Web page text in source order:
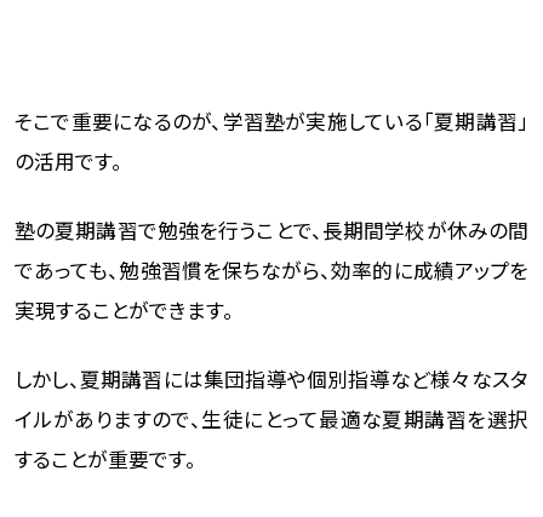
そこで重要になるのが、学習塾が実施している「夏期講習」
の活用です。
塾の夏期講習で勉強を行うことで、長期間学校が休みの間
であっても、勉強習慣を保ちながら、効率的に成績アップを
実現することができます。
しかし、夏期講習には集団指導や個別指導など様々なスタ
イルがありますので、生徒にとって最適な夏期講習を選択
することが重要です。